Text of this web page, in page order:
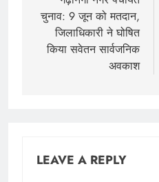
चुनाव: 9 जून को मतदान,
जिलाधिकारी ने घोषित
किया सवेतन सार्वजनिक
अवकाश
LEAVE A REPLY